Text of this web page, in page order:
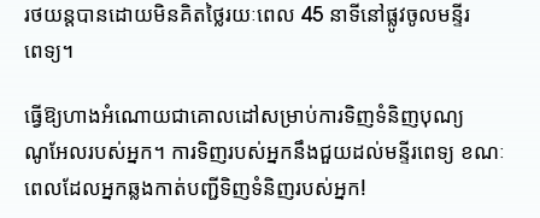
រថយន្តបានដោយមិនគិតថ្លៃរយៈពេល 45 នាទីនៅផ្លូវចូលមន្ទីរ
ពេទ្យ។
ធ្វើឱ្យហាងអំណោយជាគោលដៅសម្រាប់ការទិញទំនិញបុណ្យ
ណូអែលរបស់អ្នក។ ការទិញរបស់អ្នកនឹងជួយដល់មន្ទីរពេទ្យ ខណៈ
ពេលដែលអ្នកឆ្លងកាត់បញ្ជីទិញទំនិញរបស់អ្នក!